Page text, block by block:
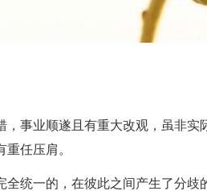
事业顺遂且有重大改观，虽非实
任压肩。
全统一的，在彼此之间产生了分歧